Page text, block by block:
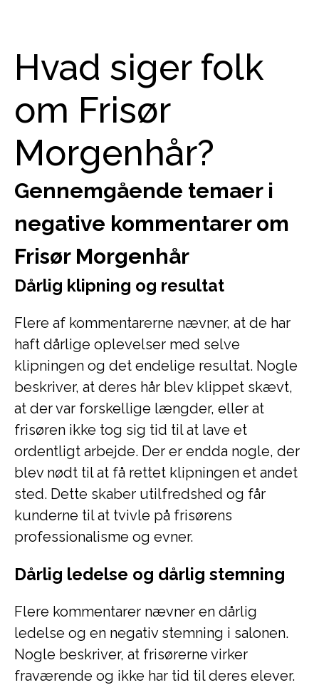
Hvad siger folk
om Frisør
Morgenhår?
Gennemgående temaer i
negative kommentarer om
Frisør Morgenhår
Dårlig klipning og resultat
Flere af kommentarerne nævner, at de har
haft dårlige oplevelser med selve
klipningen og det endelige resultat. Nogle
beskriver, at deres hår blev klippet skævt,
at der var forskellige længder, eller at
frisøren ikke tog sig tid til at lave et
ordentligt arbejde. Der er endda nogle, der
blev nødt til at få rettet klipningen et andet
sted. Dette skaber utilfredshed og får
kunderne til at tvivle på frisørens
professionalisme og evner.
Dårlig ledelse og dårlig stemning
Flere kommentarer nævner en dårlig
ledelse og en negativ stemning i salonen.
Nogle beskriver, at frisørerne virker
fraværende og ikke har tid til deres elever.